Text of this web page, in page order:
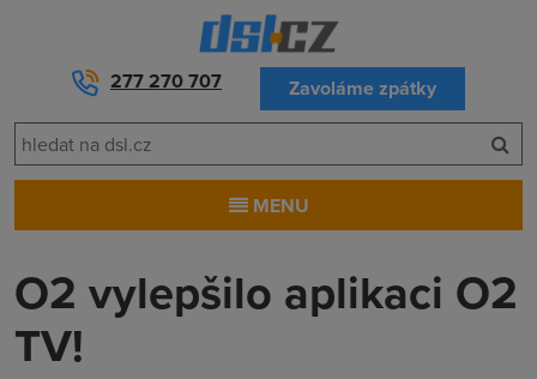
277 270 707 Zavoláme zpátky
MENU
O2 vylepšilo aplikaci O2
TV!